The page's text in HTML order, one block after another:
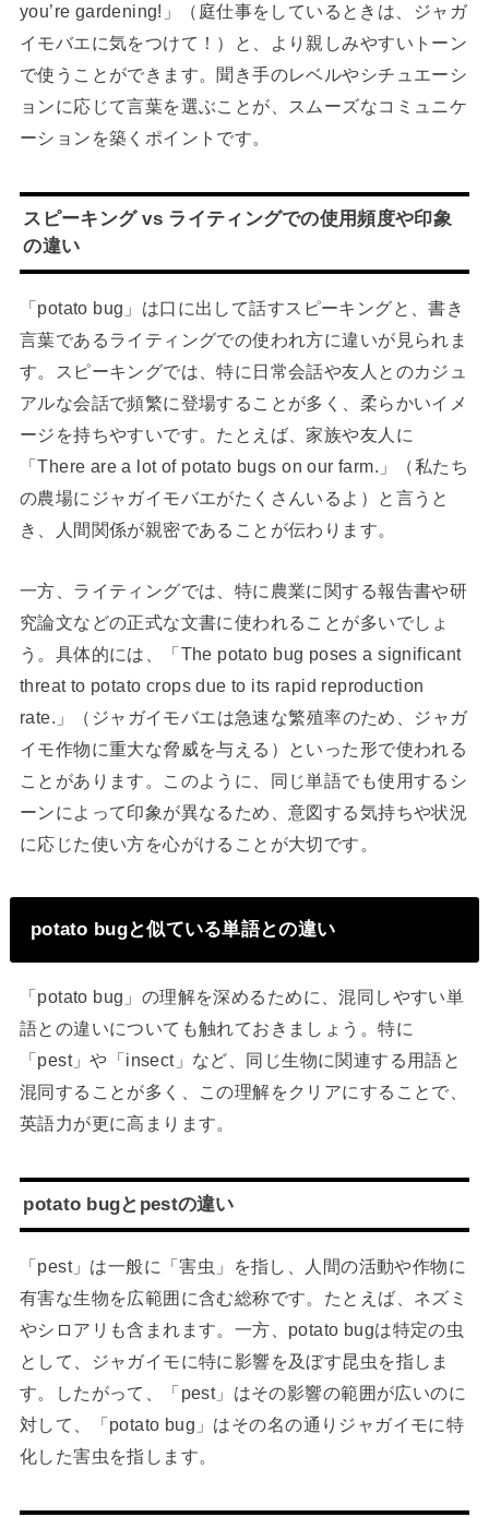
you’re gardening!」（庭仕事をしているときは、ジャガ
イモバエに気をつけて！）と、より親しみやすいトーン
で使うことができます。聞き手のレベルやシチュエーシ
ョンに応じて言葉を選ぶことが、スムーズなコミュニケ
ーションを築くポイントです。
スピーキング vs ライティングでの使用頻度や印象
の違い
「potato bug」は口に出して話すスピーキングと、書き
言葉であるライティングでの使われ方に違いが見られま
す。スピーキングでは、特に日常会話や友人とのカジュ
アルな会話で頻繁に登場することが多く、柔らかいイメ
ージを持ちやすいです。たとえば、家族や友人に
「There are a lot of potato bugs on our farm.」（私たち
の農場にジャガイモバエがたくさんいるよ）と言うと
き、人間関係が親密であることが伝わります。
一方、ライティングでは、特に農業に関する報告書や研
究論文などの正式な文書に使われることが多いでしょ
う。具体的には、「The potato bug poses a significant
threat to potato crops due to its rapid reproduction
rate.」（ジャガイモバエは急速な繁殖率のため、ジャガ
イモ作物に重大な脅威を与える）といった形で使われる
ことがあります。このように、同じ単語でも使用するシ
ーンによって印象が異なるため、意図する気持ちや状況
に応じた使い方を心がけることが大切です。
potato bugと似ている単語との違い
「potato bug」の理解を深めるために、混同しやすい単
語との違いについても触れておきましょう。特に
「pest」や「insect」など、同じ生物に関連する用語と
混同することが多く、この理解をクリアにすることで、
英語力が更に高まります。
potato bugとpestの違い
「pest」は一般に「害虫」を指し、人間の活動や作物に
有害な生物を広範囲に含む総称です。たとえば、ネズミ
やシロアリも含まれます。一方、potato bugは特定の虫
として、ジャガイモに特に影響を及ぼす昆虫を指しま
す。したがって、「pest」はその影響の範囲が広いのに
対して、「potato bug」はその名の通りジャガイモに特
化した害虫を指します。